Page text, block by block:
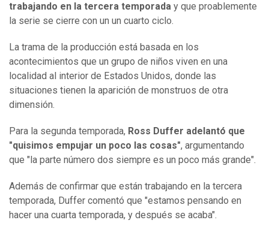
trabajando en la tercera temporada y que proablemente
la serie se cierre con un un cuarto ciclo.
La trama de la producción está basada en los
acontecimientos que un grupo de niños viven en una
localidad al interior de Estados Unidos, donde las
situaciones tienen la aparición de monstruos de otra
dimensión.
Para la segunda temporada, Ross Duffer adelantó que
"quisimos empujar un poco las cosas", argumentando
que "la parte número dos siempre es un poco más grande".
Además de confirmar que están trabajando en la tercera
temporada, Duffer comentó que "estamos pensando en
hacer una cuarta temporada, y después se acaba".